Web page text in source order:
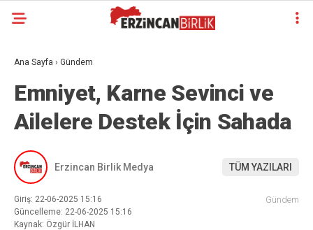
Ana Sayfa › Gündem
Emniyet, Karne Sevinci ve
Ailelere Destek İçin Sahada
Erzincan Birlik Medya TÜM YAZILARI
Giriş: 22-06-2025 15:16
Güncelleme: 22-06-2025 15:16
Kaynak: Özgür İLHAN
Gündem